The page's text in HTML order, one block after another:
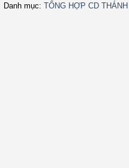
Danh mục: TỔNG HỢP CD